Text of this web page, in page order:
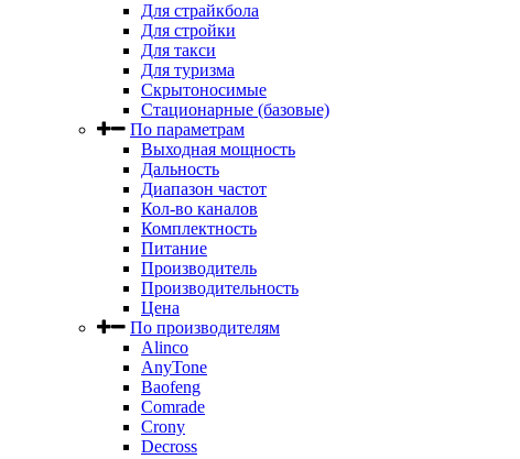
Для страйкбола
Для стройки
Для такси
Для туризма
Скрытоносимые
Стационарные (базовые)
По параметрам
Выходная мощность
Дальность
Диапазон частот
Кол-во каналов
Комплектность
Питание
Производитель
Производительность
Цена
По производителям
Alinco
AnyTone
Baofeng
Comrade
Crony
Decross